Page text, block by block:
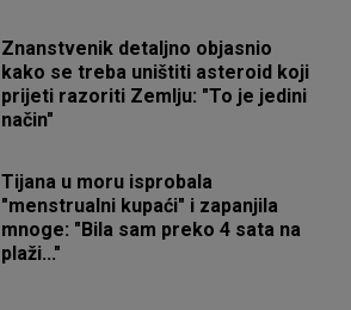
Znanstvenik detaljno objasnio
kako se treba uništiti asteroid koji
prijeti razoriti Zemlju: "To je jedini
način"
Tijana u moru isprobala
"menstrualni kupaći" i zapanjila
mnoge: "Bila sam preko 4 sata na
plaži..."